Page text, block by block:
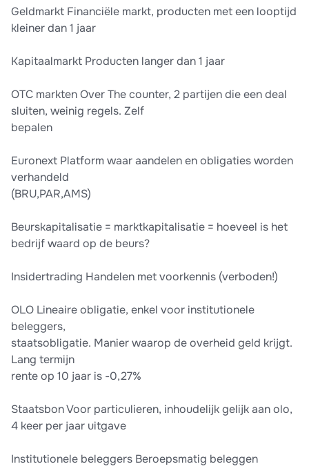
Geldmarkt Financiële markt, producten met een looptijd
kleiner dan 1 jaar
Kapitaalmarkt Producten langer dan 1 jaar
OTC markten Over The counter, 2 partijen die een deal
sluiten, weinig regels. Zelf
bepalen
Euronext Platform waar aandelen en obligaties worden
verhandeld
(BRU,PAR,AMS)
Beurskapitalisatie = marktkapitalisatie = hoeveel is het
bedrijf waard op de beurs?
Insidertrading Handelen met voorkennis (verboden!)
OLO Lineaire obligatie, enkel voor institutionele
beleggers,
staatsobligatie. Manier waarop de overheid geld krijgt.
Lang termijn
rente op 10 jaar is -0,27%
Staatsbon Voor particulieren, inhoudelijk gelijk aan olo,
4 keer per jaar uitgave
Institutionele beleggers Beroepsmatig beleggen